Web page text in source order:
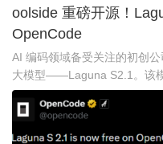
oolside 重磅开源！
OpenCode
AI 编码领域备受关注的初创
大模型——Laguna S2.1。该模